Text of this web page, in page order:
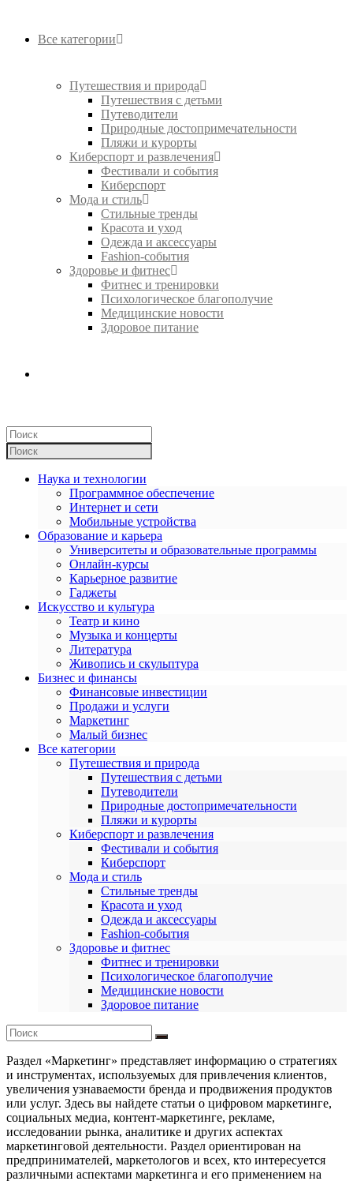
Все категории
Путешествия и природа
Путешествия с детьми
Путеводители
Природные достопримечательности
Пляжи и курорты
Киберспорт и развлечения
Фестивали и события
Киберспорт
Мода и стиль
Стильные тренды
Красота и уход
Одежда и аксессуары
Fashion-события
Здоровье и фитнес
Фитнес и тренировки
Психологическое благополучие
Медицинские новости
Здоровое питание
Наука и технологии
Программное обеспечение
Интернет и сети
Мобильные устройства
Образование и карьера
Университеты и образовательные программы
Онлайн-курсы
Карьерное развитие
Гаджеты
Искусство и культура
Театр и кино
Музыка и концерты
Литература
Живопись и скульптура
Бизнес и финансы
Финансовые инвестиции
Продажи и услуги
Маркетинг
Малый бизнес
Все категории
Путешествия и природа
Путешествия с детьми
Путеводители
Природные достопримечательности
Пляжи и курорты
Киберспорт и развлечения
Фестивали и события
Киберспорт
Мода и стиль
Стильные тренды
Красота и уход
Одежда и аксессуары
Fashion-события
Здоровье и фитнес
Фитнес и тренировки
Психологическое благополучие
Медицинские новости
Здоровое питание
Раздел «Маркетинг» представляет информацию о стратегиях
и инструментах, используемых для привлечения клиентов,
увеличения узнаваемости бренда и продвижения продуктов
или услуг. Здесь вы найдете статьи о цифровом маркетинге,
социальных медиа, контент-маркетинге, рекламе,
исследовании рынка, аналитике и других аспектах
маркетинговой деятельности. Раздел ориентирован на
предпринимателей, маркетологов и всех, кто интересуется
различными аспектами маркетинга и его применением на